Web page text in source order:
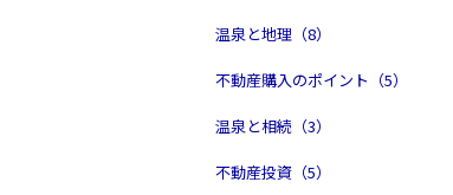
温泉と地理（8）
不動産購入のポイント（5）
温泉と相続（3）
不動産投資（5）